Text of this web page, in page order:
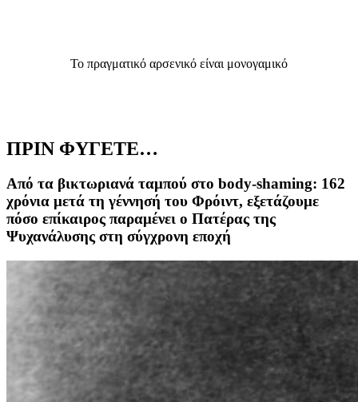
Το πραγματικό αρσενικό είναι μονογαμικό
ΠΡΙΝ ΦΥΓΕΤΕ…
Από τα βικτωριανά ταμπού στο body-shaming: 162
χρόνια μετά τη γέννησή του Φρόιντ, εξετάζουμε
πόσο επίκαιρος παραμένει ο Πατέρας της
Ψυχανάλυσης στη σύγχρονη εποχή